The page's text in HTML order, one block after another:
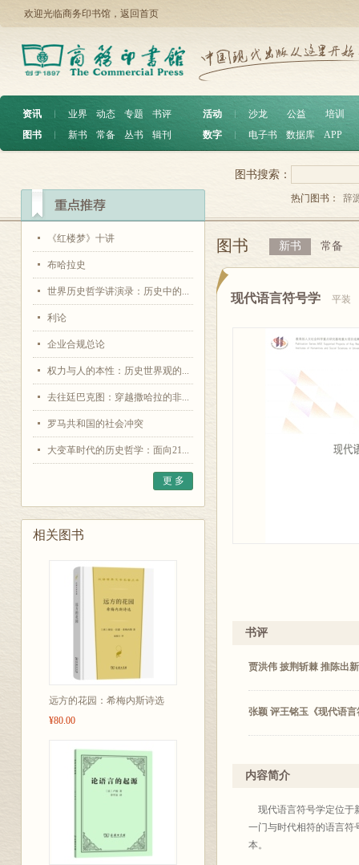
欢迎光临商务印书馆， 返回首页
资讯 ︱ 业界 动态 专题
书评
图书
︱ 新书 常备 丛书 辑刊
活动 沙龙 公益
培训
数字
电子书 数据库 APP
《红楼梦》十讲
布哈拉史
世界历史哲学讲演录：历史中的...
利论
企业合规总论
权力与人的本性：历史世界观的...
去往廷巴克图：穿越撒哈拉的非...
罗马共和国的社会冲突
大变革时代的历史哲学：面向21...
更 多
相关图书
远方的花园：希梅内斯诗选
¥80.00
图书搜索：
热门图书： 辞
图书 新书 常备
现代语言符号学 平装
书评
贾洪伟 披荆斩棘 推陈出
张颖 评王铭玉《现代语
内容简介
现代语言符号学定位于
一门与时代相符的语言符
本。